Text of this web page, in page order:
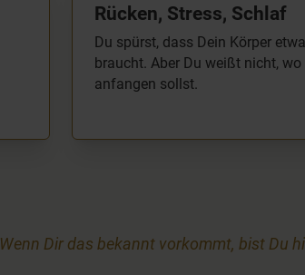
Rücken, Stress, Schlaf
Du spürst, dass Dein Körper
braucht. Aber Du weißt nicht, wo
anfangen sollst.
Wenn Dir das bekannt vorkommt, bist Du